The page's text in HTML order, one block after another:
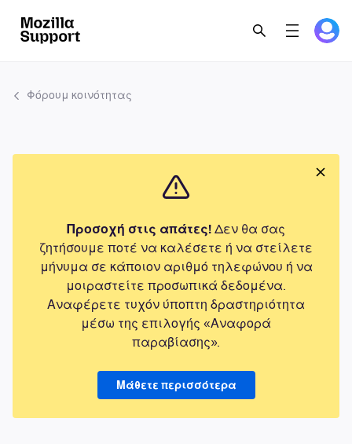
Φόρουμ κοινότητας
Προσοχή στις απάτες! Δεν θα σας
ζητήσουμε ποτέ να καλέσετε ή να στείλετε
μήνυμα σε κάποιον αριθμό τηλεφώνου ή να
μοιραστείτε προσωπικά δεδομένα.
Αναφέρετε τυχόν ύποπτη δραστηριότητα
μέσω της επιλογής «Αναφορά
παραβίασης».
Μάθετε περισσότερα